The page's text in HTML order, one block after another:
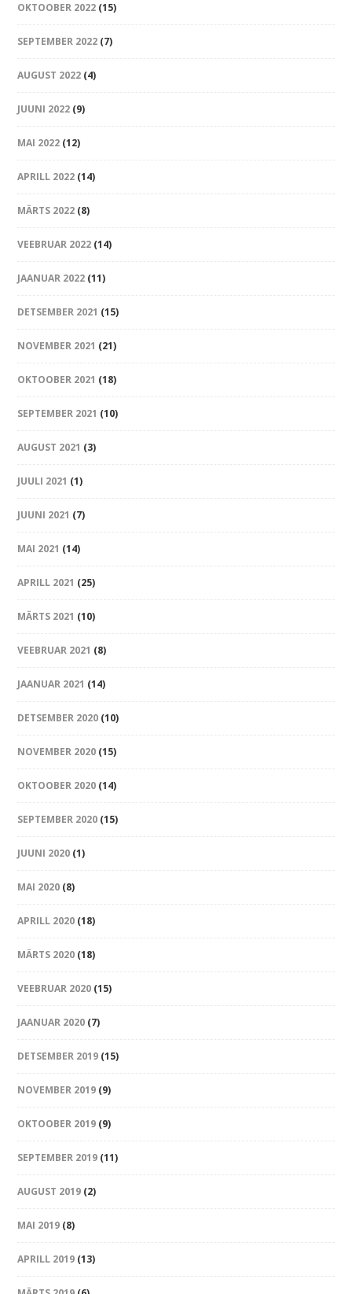
OKTOOBER 2022 (15)
SEPTEMBER 2022 (7)
AUGUST 2022 (4)
JUUNI 2022 (9)
MAI 2022 (12)
APRILL 2022 (14)
MÄRTS 2022 (8)
VEEBRUAR 2022 (14)
JAANUAR 2022 (11)
DETSEMBER 2021 (15)
NOVEMBER 2021 (21)
OKTOOBER 2021 (18)
SEPTEMBER 2021 (10)
AUGUST 2021 (3)
JUULI 2021 (1)
JUUNI 2021 (7)
MAI 2021 (14)
APRILL 2021 (25)
MÄRTS 2021 (10)
VEEBRUAR 2021 (8)
JAANUAR 2021 (14)
DETSEMBER 2020 (10)
NOVEMBER 2020 (15)
OKTOOBER 2020 (14)
SEPTEMBER 2020 (15)
JUUNI 2020 (1)
MAI 2020 (8)
APRILL 2020 (18)
MÄRTS 2020 (18)
VEEBRUAR 2020 (15)
JAANUAR 2020 (7)
DETSEMBER 2019 (15)
NOVEMBER 2019 (9)
OKTOOBER 2019 (9)
SEPTEMBER 2019 (11)
AUGUST 2019 (2)
MAI 2019 (8)
APRILL 2019 (13)